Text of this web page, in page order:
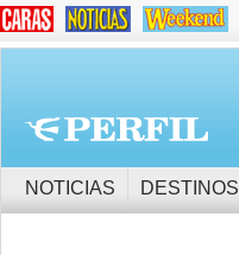
NOTICIAS DESTINOS